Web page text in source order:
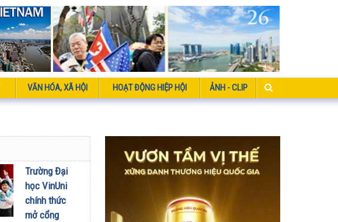
VĂN HÓA, XÃ HỘI HOẠT ĐỘNG HIỆP HỘI ẢNH - CLIP
Trường Đại
học VinUni
chính thức
mở cổng